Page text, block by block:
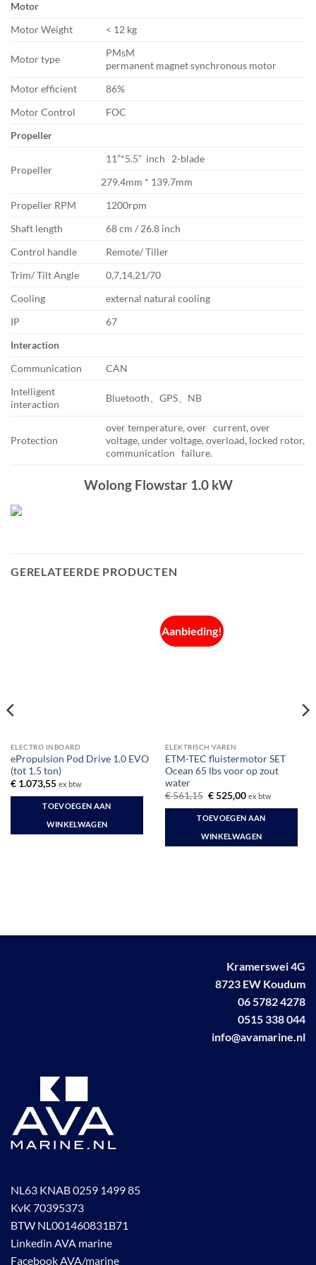
Motor
Motor Weight
< 12 kg
Motor type
PMsM
permanent magnet synchronous motor
Motor efficient
86%
Motor Control
FOC
Propeller
Propeller
11”*5.5” inch 2-blade
279.4mm * 139.7mm
Propeller RPM
1200rpm
Shaft length
68 cm / 26.8 inch
Control handle
Remote/ Tiller
Trim/ Tilt Angle
0,7,14,21/70
Cooling
external natural cooling
IP
67
Interaction
Communication
CAN
Intelligent
interaction
Bluetooth、GPS、NB
Protection
over temperature, over current, over
voltage, under voltage, overload, locked rotor,
communication failure.
Wolong Flowstar 1.0 kW
GERELATEERDE PRODUCTEN
ELECTRO INBOARD
ePropulsion Pod Drive 1.0 EVO
(tot 1.5 ton)
€1.073,55 ex btw
TOEVOEGEN AAN
WINKELWAGEN
Aanbieding!
ELEKTRISCH VAREN
ETM-TEC fluistermotor SET
Ocean 65 lbs voor op zout
water
€561,15 Oorspronkelijke
was:
€ 561,15.
€525,00Huidige
is:
€ 525,00.
ex btw
TOEVOEGEN AAN
WINKELWAGEN
Kramerswei 4G
8723 EW Koudum
06 5782 4278
0515 338 044
info@avamarine.nl
NL63 KNAB 0259 1499 85
KvK 70395373
BTW NL001460831B71
Linkedin AVA marine
Facebook AVA/marine